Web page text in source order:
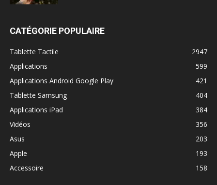
CATÉGORIE POPULAIRE
Tablette Tactile
2947
Applications
599
Applications Android Google Play
421
Tablette Samsung
404
Applications iPad
384
Vidéos
356
Asus
203
Apple
193
Accessoire
158